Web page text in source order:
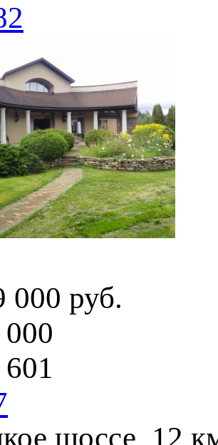
000 руб.
шоссе, 12